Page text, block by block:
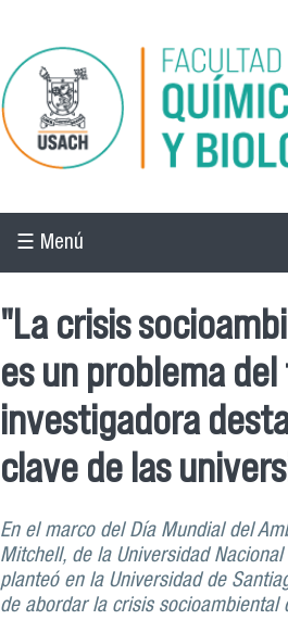
Pasar al contenido principal
☰ Menú
"La crisis
es un problema
investigadora
clave de las
En el marco del Día Mundial del
Mitchell, de la Universidad
planteó en la Universidad de
de abordar la crisis socioambiental